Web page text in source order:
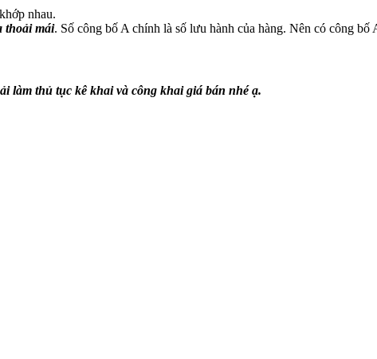
nhau.
thoải mái. Số công bố A chính là số lưu hành của hàng. Nên có công bố
làm thủ tục kê khai và công khai giá bán nhé ạ.